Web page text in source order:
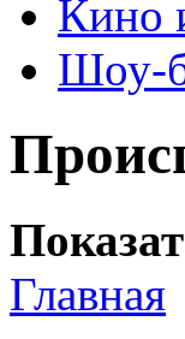
Кино
Шоу-
Главная